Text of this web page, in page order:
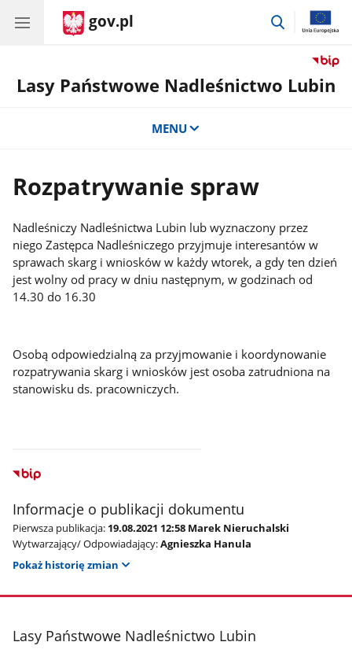
gov.pl
przejdź
Lasy Państwowe Nadleśnictwo Lubin
MENU
Rozpatrywanie spraw
Nadleśniczy Nadleśnictwa Lubin lub wyznaczony przez
niego Zastępca Nadleśniczego przyjmuje interesantów w
sprawach skarg i wniosków w każdy wtorek, a gdy ten dzień
jest wolny od pracy w dniu następnym, w godzinach od
14.30 do 16.30
Osobą odpowiedzialną za przyjmowanie i koordynowanie
rozpatrywania skarg i wniosków jest osoba zatrudniona na
stanowisku ds. pracowniczych.
Informacje o publikacji dokumentu
Pierwsza publikacja: 19.08.2021 12:58 Marek Nieruchalski
Wytwarzający/ Odpowiadający:Agnieszka Hanula
Pokaż historię zmian
stopka
Lasy Państwowe Nadleśnictwo Lubin